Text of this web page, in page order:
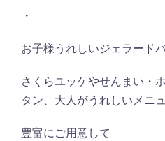
・
お子様うれしいジェラード
さくらユッケやせんまい・
タン、大人がうれしいメニ
豊富にご用意して